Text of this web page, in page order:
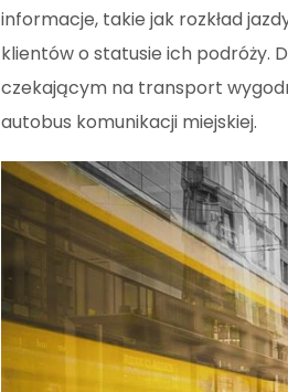
informacje, takie jak rozkład
klientów o statusie ich podróży.
czekającym na transport
autobus komunikacji miejskiej.